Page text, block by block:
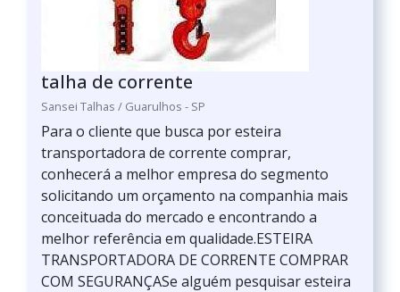
talha de corrente
Sansei Talhas / Guarulhos - SP
Para o cliente que busca por esteira
transportadora de corrente comprar,
conhecerá a melhor empresa do segmento
solicitando um orçamento na companhia mais
conceituada do mercado e encontrando a
melhor referência em qualidade.ESTEIRA
TRANSPORTADORA DE CORRENTE COMPRAR
COM SEGURANÇASe alguém pesquisar esteira